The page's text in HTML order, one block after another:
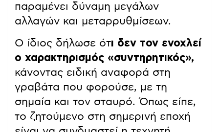
παραμένει δύναμη μεγάλων
αλλαγών και μεταρρυθμίσεων.
Ο ίδιος δήλωσε ότι δεν τον ενοχλεί
ο χαρακτηρισμός «συντηρητικός»,
κάνοντας ειδική αναφορά στη
γραβάτα που φορούσε, με τη
σημαία και τον σταυρό. Όπως είπε,
το ζητούμενο στη σημερινή εποχή